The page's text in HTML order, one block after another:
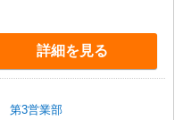
詳細を見る
第3営業部